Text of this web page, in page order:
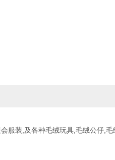
服装,及各种毛绒玩具,毛绒公仔,